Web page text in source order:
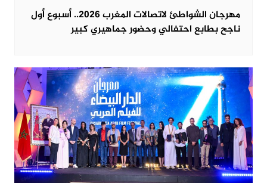
مهرجان الشواطئ لاتصالات المغرب 2026.. أسبوع أول
ناجح بطابع احتفالي وحضور جماهيري كبير